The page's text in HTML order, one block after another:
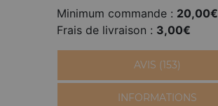
Minimum commande : 20,00€
Frais de livraison : 3,00€
AVIS (153)
INFORMATIONS